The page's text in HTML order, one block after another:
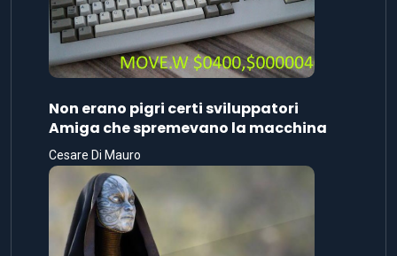
Non erano pigri certi sviluppatori
Amiga che spremevano la macchina
Cesare Di Mauro